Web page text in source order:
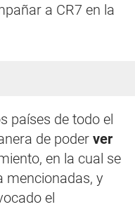
a CR7 en la
países de todo el
de poder ver
en la cual se
mencionadas, y
el